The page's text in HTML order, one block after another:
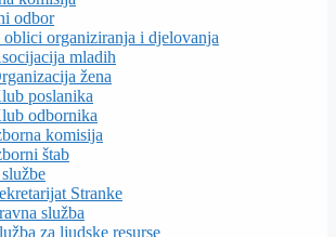
odbor
oblici organiziranja i djelovanja
mladih
žena
poslanika
odbornika
komisija
štab
Stranke
služba
za ljudske resurse